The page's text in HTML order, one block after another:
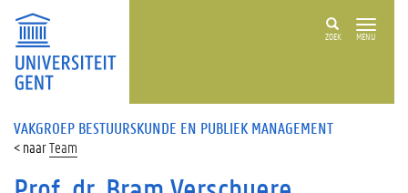
ZOEK MENU
VAKGROEP BESTUURSKUNDE EN PUBLIEK MANAGEMENT
Team